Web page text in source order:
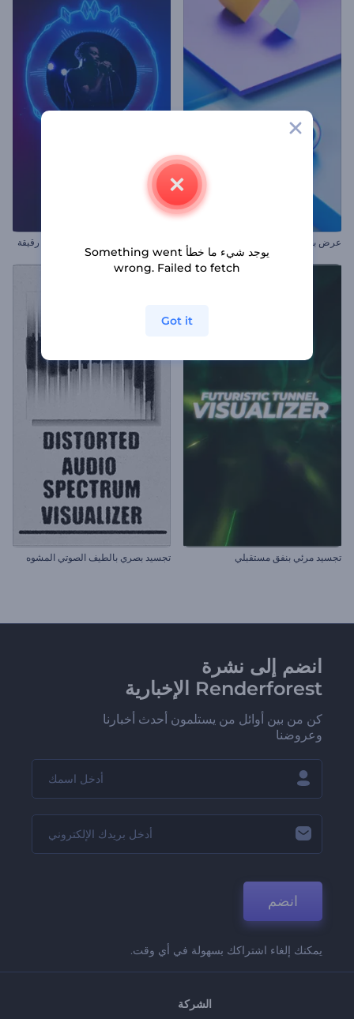
عرض بصري موسيقي بعناصر متحركة تجسيد بصري للموسيقى بإيقاعات رقيقة
تجسيد مرئي بنفق مستقبلي تجسيد بصري بالطيف الصوتي المشوه
انضم إلى نشرة
Renderforest الإخبارية
كن من بين أوائل من يستلمون أحدث أخبارنا
وعروضنا
انضم
يمكنك إلغاء اشتراكك بسهولة في أي وقت.
الشركة
يوجد شيء ما خطأ Something went
wrong. Failed to fetch
Got it